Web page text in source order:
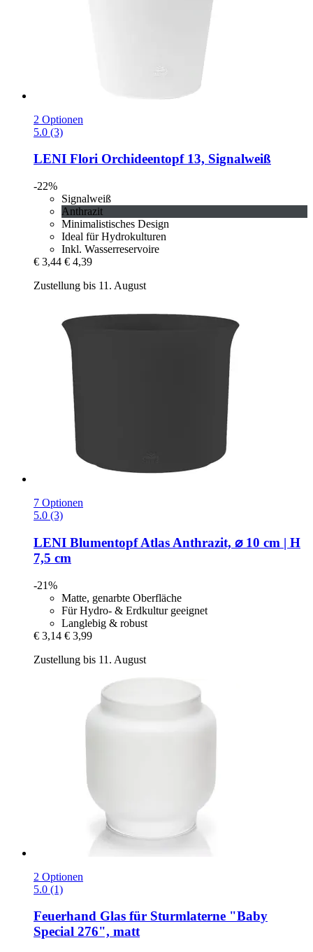
2 Optionen
5.0 (3)
LENI Flori Orchideentopf 13, Signalweiß
-22%
Signalweiß
Anthrazit
Minimalistisches Design
Ideal für Hydrokulturen
Inkl. Wasserreservoire
€ 3,44 € 4,39
Zustellung bis 11. August
7 Optionen
5.0 (3)
LENI Blumentopf Atlas Anthrazit, ⌀ 10 cm | H
7,5 cm
-21%
Matte, genarbte Oberfläche
Für Hydro- & Erdkultur geeignet
Langlebig & robust
€ 3,14 € 3,99
Zustellung bis 11. August
2 Optionen
5.0 (1)
Feuerhand Glas für Sturmlaterne "Baby
Special 276", matt